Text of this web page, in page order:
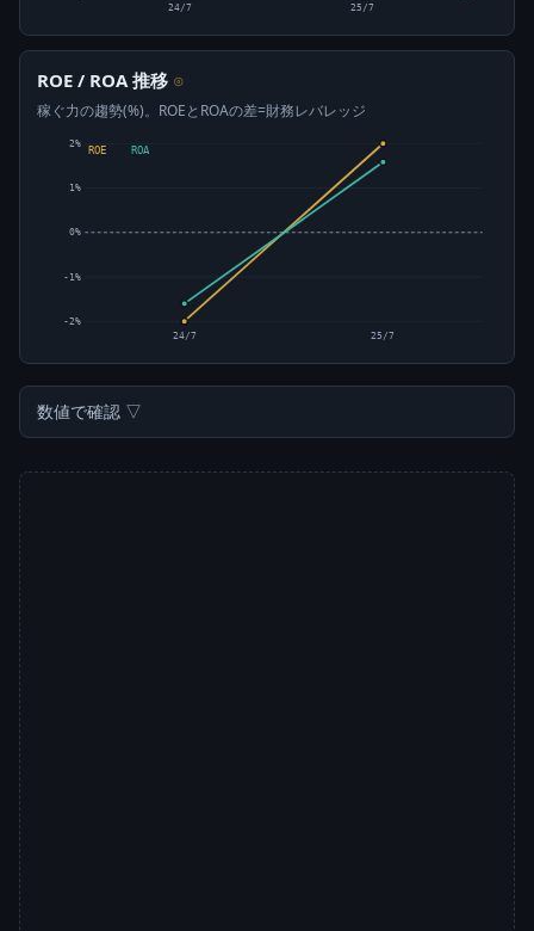
24/7 25/7
ROE / ROA 推移 ⊙
稼ぐ力の趨勢(%)。ROEとROAの差=財務レバレッジ
-2%
-1%
0%
1%
2%
ROE ROA
24/7 25/7
数値で確認 ▽